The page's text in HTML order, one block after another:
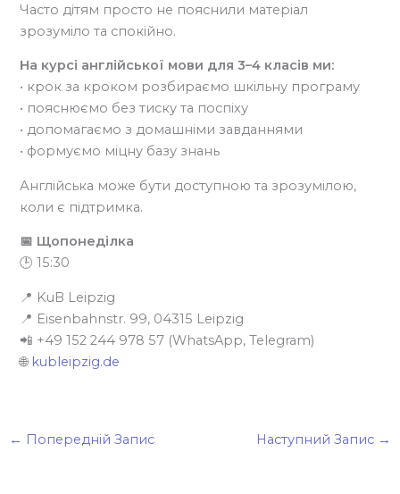
Часто дітям просто не пояснили матеріал
зрозуміло та спокійно.
На курсі англійської мови для 3–4 класів ми:
• крок за кроком розбираємо шкільну програму
• пояснюємо без тиску та поспіху
• допомагаємо з домашніми завданнями
• формуємо міцну базу знань
Англійська може бути доступною та зрозумілою,
коли є підтримка.
📅 Щопонеділка
🕒 15:30
📍 KuB Leipzig
📍 Eisenbahnstr. 99, 04315 Leipzig
📲 +49 152 244 978 57 (WhatsApp, Telegram)
🌐 kubleipzig.de
← Попередній Запис Наступний Запис →